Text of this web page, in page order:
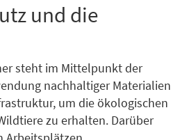
und die
steht im Mittelpunkt der
nachhaltiger Materialien
um die ökologischen
zu erhalten. Darüber